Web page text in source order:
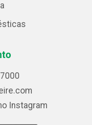
Instagram